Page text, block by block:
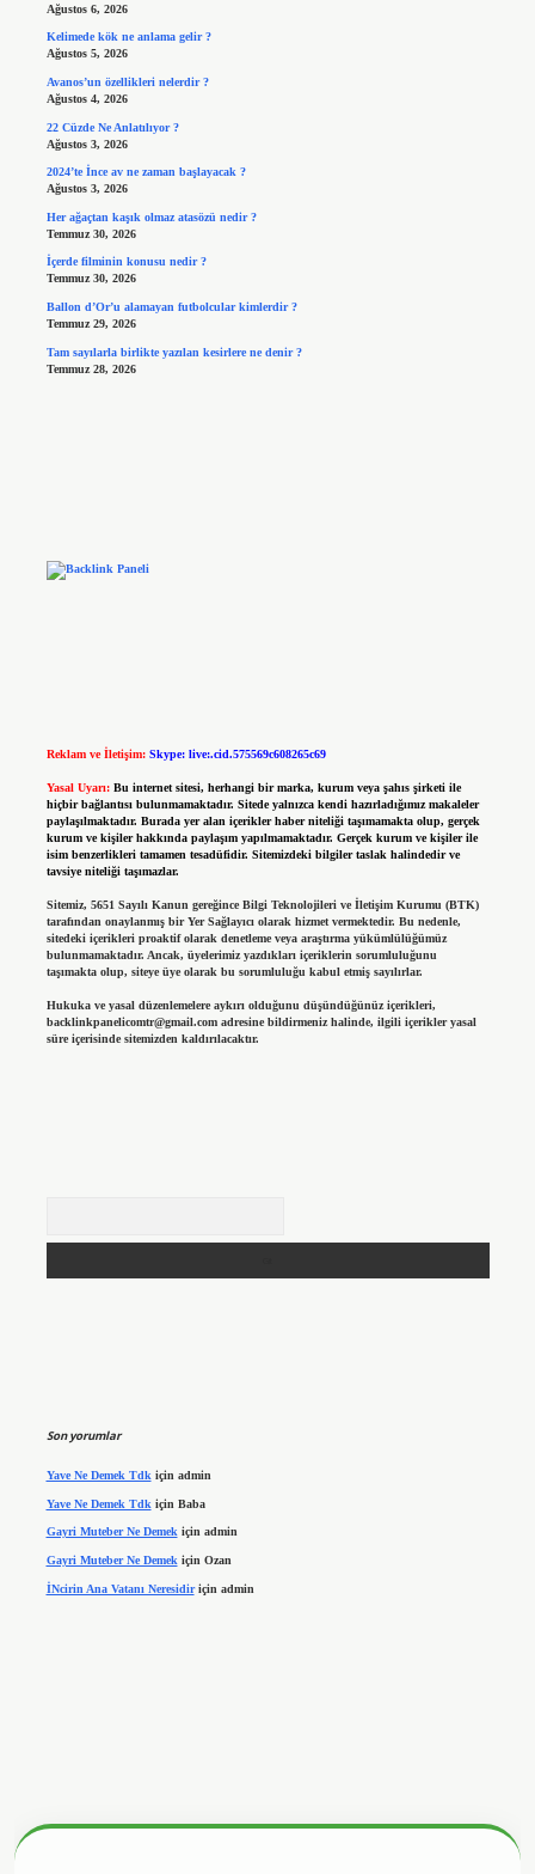
Ağustos 6, 2026
Kelimede kök ne anlama gelir ?
Ağustos 5, 2026
Avanos’un özellikleri nelerdir ?
Ağustos 4, 2026
22 Cüzde Ne Anlatılıyor ?
Ağustos 3, 2026
2024’te İnce av ne zaman başlayacak ?
Ağustos 3, 2026
Her ağaçtan kaşık olmaz atasözü nedir ?
Temmuz 30, 2026
İçerde filminin konusu nedir ?
Temmuz 30, 2026
Ballon d’Or’u alamayan futbolcular kimlerdir ?
Temmuz 29, 2026
Tam sayılarla birlikte yazılan kesirlere ne denir ?
Temmuz 28, 2026
Reklam ve İletişim: Skype: live:.cid.575569c608265c69
Yasal Uyarı: Bu internet sitesi, herhangi bir marka, kurum veya şahıs şirketi ile
hiçbir bağlantısı bulunmamaktadır. Sitede yalnızca kendi hazırladığımız makaleler
paylaşılmaktadır. Burada yer alan içerikler haber niteliği taşımamakta olup, gerçek
kurum ve kişiler hakkında paylaşım yapılmamaktadır. Gerçek kurum ve kişiler ile
isim benzerlikleri tamamen tesadüfidir. Sitemizdeki bilgiler taslak halindedir ve
tavsiye niteliği taşımazlar.
Sitemiz, 5651 Sayılı Kanun gereğince Bilgi Teknolojileri ve İletişim Kurumu (BTK)
tarafından onaylanmış bir Yer Sağlayıcı olarak hizmet vermektedir. Bu nedenle,
sitedeki içerikleri proaktif olarak denetleme veya araştırma yükümlülüğümüz
bulunmamaktadır. Ancak, üyelerimiz yazdıkları içeriklerin sorumluluğunu
taşımakta olup, siteye üye olarak bu sorumluluğu kabul etmiş sayılırlar.
Hukuka ve yasal düzenlemelere aykırı olduğunu düşündüğünüz içerikleri,
backlinkpanelicomtr@gmail.comadresine bildirmeniz halinde, ilgili içerikler yasal
süre içerisinde sitemizden kaldırılacaktır.
Son yorumlar
Yave Ne Demek Tdk için admin
Yave Ne Demek Tdk için Baba
Gayri Muteber Ne Demekiçin admin
Gayri Muteber Ne Demek için Ozan
İNcirin Ana Vatanı Neresidiriçin admin